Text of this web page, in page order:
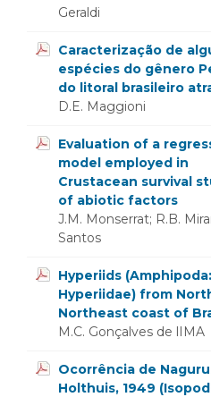
Geraldi
Caracterização de
espécies do gênero
do litoral brasileiro
D.E. Maggioni
Evaluation of a
model employed in
Crustacean survival
of abiotic factors
J.M. Monserrat; R.B.
Santos
Hyperiids (Amphipoda:
Hyperiidae) from
Northeast coast of
M.C. Gonçalves de lIMA
Ocorrência de
Holthuis, 1949